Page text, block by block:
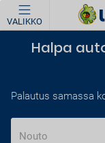
VALIKKO
Halpa
Palautus samassa
Nouto